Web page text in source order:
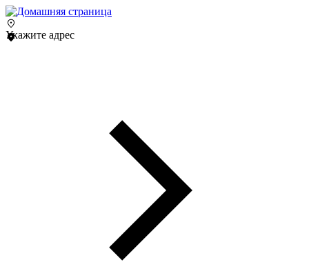
Укажите адрес